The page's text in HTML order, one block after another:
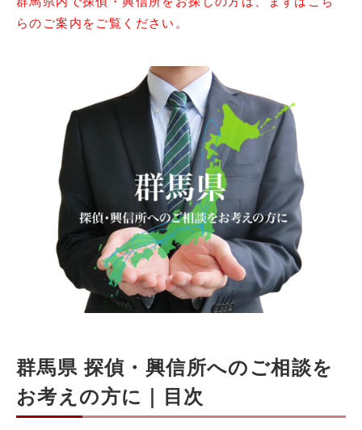
らのご案内をご覧ください。
群馬県 探偵・興信所へのご相談を
お考えの方に｜目次